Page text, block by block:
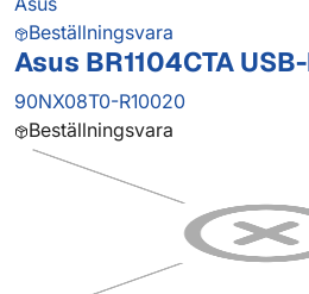
Beställningsvara
Asus BR1104CTA
90NX08T0-R10020
Beställningsvara